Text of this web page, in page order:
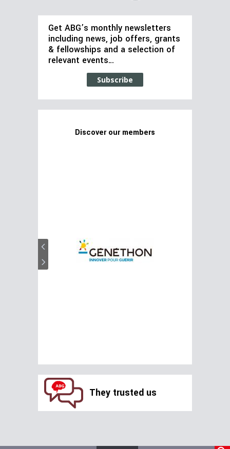
Get ABG’s monthly newsletters
including news, job offers, grants
& fellowships and a selection of
relevant events…
Subscribe
Discover our members
They trusted us